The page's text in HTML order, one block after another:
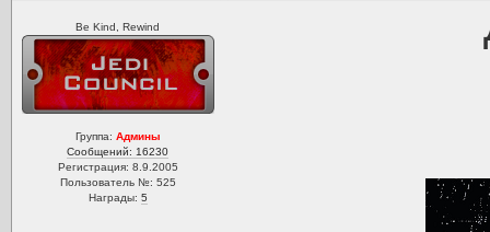
Be Kind, Rewind
Группа: Админы
Сообщений: 16230
Регистрация: 8.9.2005
Пользователь №: 525
Награды: 5